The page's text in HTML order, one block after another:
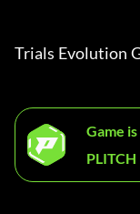
Trials Evolution
Game
PLITCH